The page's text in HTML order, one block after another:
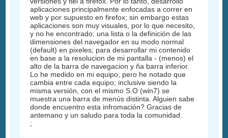
aplicaciones principalmente enfocadas a correr en
web y por supuesto en firefox; sin embargo estas
aplicaciones son muy visuales, por lo que necesito,
y no he encontrado; una lista o la definición de las
dimensiones del navegador en su modo normal
(default) en pixeles; para desarrollar mi contenido
en base a la resolucion de mi pantalla - (menos) el
alto de la barra de navegacion y ña barra inferior.
Lo he medido en mi equipo, pero he notado que
cambia entre cada equipo; inclusive siendo la
misma versión, con el mismo S.O (win7) se
muestra una barra de menús distinta. Alguien sabe
donde encuentro esta infromación? Gracias de
antemano y un saludo para toda la comunidad.
;